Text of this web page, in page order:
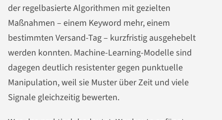
der regelbasierte Algorithmen mit gezielten
Maßnahmen – einem Keyword mehr, einem
bestimmten Versand-Tag – kurzfristig ausgehebelt
werden konnten. Machine-Learning-Modelle sind
dagegen deutlich resistenter gegen punktuelle
Manipulation, weil sie Muster über Zeit und viele
Signale gleichzeitig bewerten.